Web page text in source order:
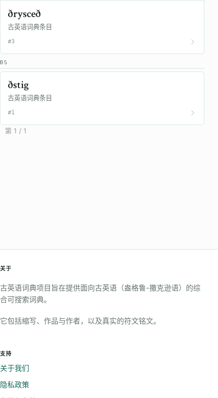
ðrysceð
古英语词典条目
#3
ÐS
ðstig
古英语词典条目
#1
第 1 / 1
关于
古英语词典项目旨在提供面向古英语（盎格鲁-撒克逊语）的综
合可搜索词典。
它包括缩写、作品与作者，以及真实的符文铭文。
支持
关于我们
隐私政策